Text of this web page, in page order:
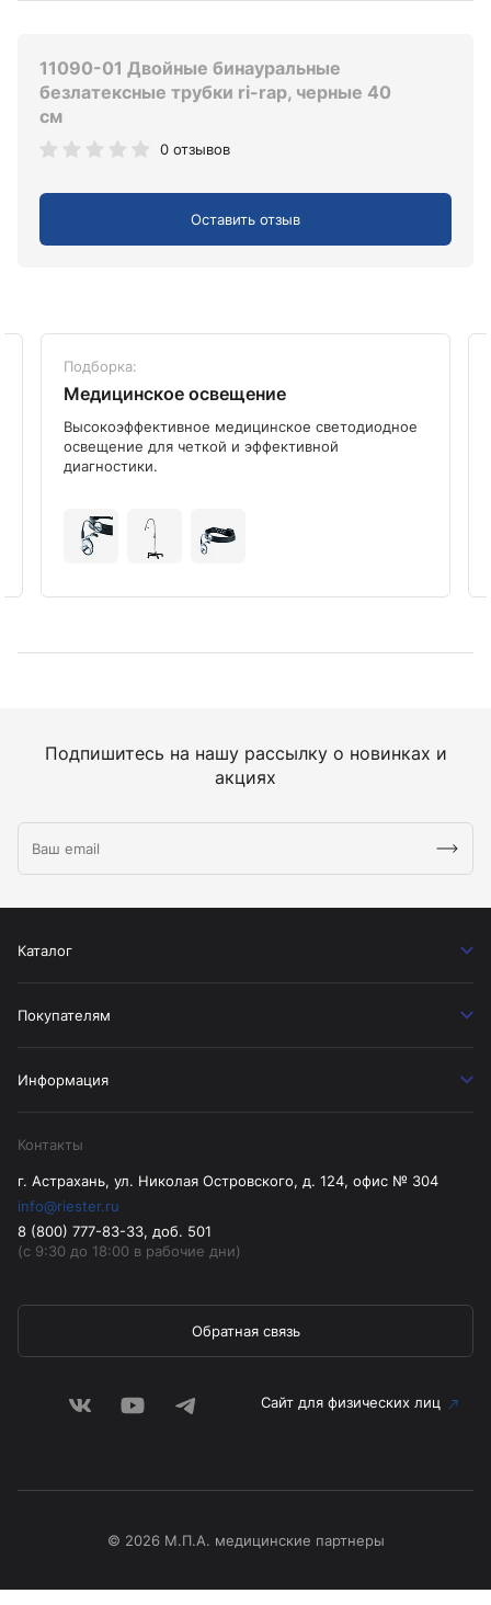
11090-01 Двойные бинауральные
безлатексные трубки ri-rap, черные 40
см
0 отзывов
Оставить отзыв
Подборка:
Медицинское освещение
Высокоэффективное медицинское светодиодное
освещение для четкой и эффективной
диагностики.
Подпишитесь на нашу рассылку о новинках и
акциях
Каталог
Покупателям
Информация
Контакты
г. Астрахань, ул. Николая Островского, д. 124, офис № 304
info@riester.ru
8 (800) 777-83-33, доб. 501
(с 9:30 до 18:00 в рабочие дни)
Обратная связь
Сайт для физических лиц
© 2026 М.П.А. медицинские партнеры